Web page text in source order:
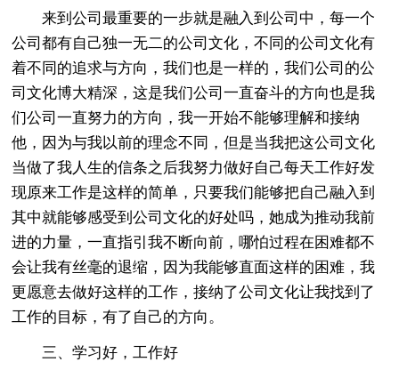
来到公司最重要的一步就是融入到公司中，每一个
公司都有自己独一无二的公司文化，不同的公司文化有
着不同的追求与方向，我们也是一样的，我们公司的公
司文化博大精深，这是我们公司一直奋斗的方向也是我
们公司一直努力的方向，我一开始不能够理解和接纳
他，因为与我以前的理念不同，但是当我把这公司文化
当做了我人生的信条之后我努力做好自己每天工作好发
现原来工作是这样的简单，只要我们能够把自己融入到
其中就能够感受到公司文化的好处吗，她成为推动我前
进的力量，一直指引我不断向前，哪怕过程在困难都不
会让我有丝毫的退缩，因为我能够直面这样的困难，我
更愿意去做好这样的工作，接纳了公司文化让我找到了
工作的目标，有了自己的方向。
三、学习好，工作好